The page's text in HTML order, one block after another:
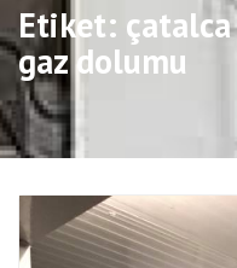
Etiket:
gaz dolumu